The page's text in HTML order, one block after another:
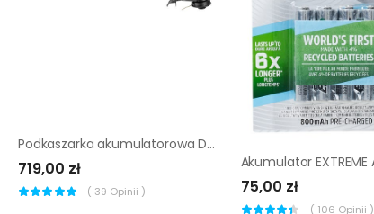
Podkaszarka akumulatorowa Dewalt DCM561PB-QW 18V 33cm
719,00 zł
( 39 Opinii ) 75,00 zł
( 106 Opinii )